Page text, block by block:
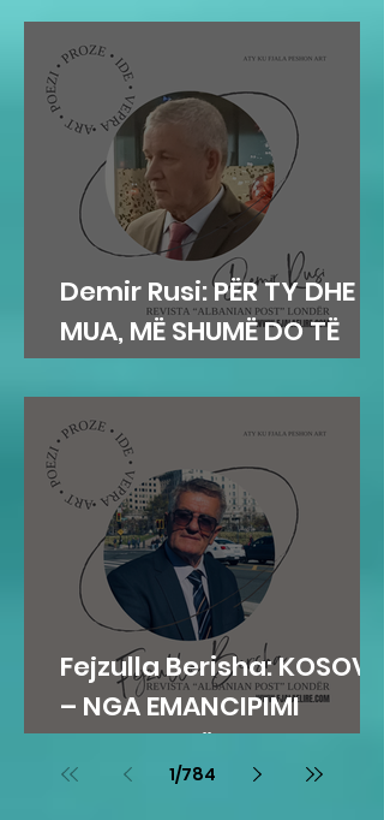
Demir Rusi: PËR TY DHE
MUA, MË SHUMË DO TË
DUA
Fejzulla Berisha: KOSOVA
– NGA EMANCIPIMI
ARSIMOR NË
SHTETNDËRTIM
1/784